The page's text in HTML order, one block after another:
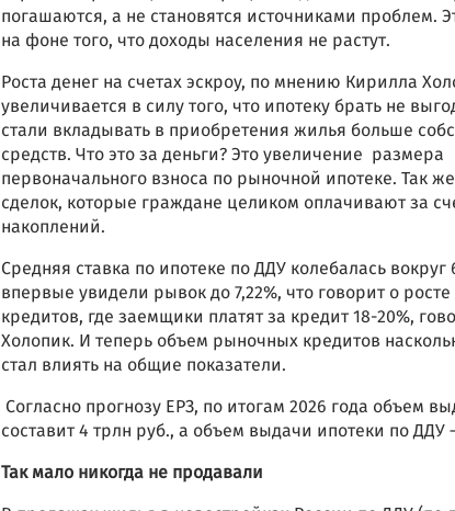
погашаются, а не становятся источниками проблем.
на фоне того, что доходы населения не растут.
Роста денег на счетах эскроу, по мнению Кирилла
увеличивается в силу того, что ипотеку брать не
стали вкладывать в приобретения жилья больше
средств. Что это за деньги? Это увеличение размера
первоначального взноса по рыночной ипотеке. Так
сделок, которые граждане целиком оплачивают за
накоплений.
Средняя ставка по ипотеке по ДДУ колебалась
впервые увидели рывок до 7,22%, что говорит о
кредитов, где заемщики платят за кредит 18-20%,
Холопик. И теперь объем рыночных кредитов
стал влиять на общие показатели.
Согласно прогнозу ЕРЗ, по итогам 2026 года объем
составит 4 трлн руб., а объем выдачи ипотеки по ДДУ
Так мало никогда не продавали